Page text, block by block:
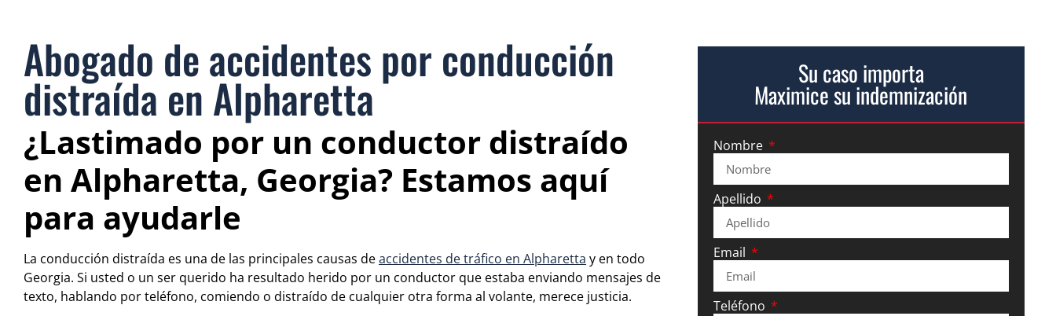
Abogado de accidentes por conducción
distraída en Alpharetta
¿Lastimado por un conductor distraído
en Alpharetta, Georgia? Estamos aquí
para ayudarle
La conducción distraída es una de las principales causas deaccidentes de tráfico en Alpharetta y en todo
Georgia. Si usted o un ser querido ha resultado herido por un conductor que estaba enviando mensajes de
texto, hablando por teléfono, comiendo o distraído de cualquier otra forma al volante, merece justicia.
Su caso importa
Maximice su indemnización
Nombre
Apellido
Email
Teléfono